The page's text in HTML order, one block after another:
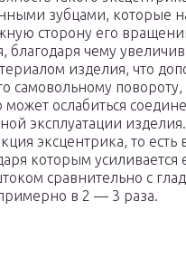
зубцами, которые
сторону его
благодаря чему
изделия, что
самовольному повороту,
может ослабиться
эксплуатации
эксцентрика, то есть
которым усиливается
сравнительно с
в 2 — 3 раза.